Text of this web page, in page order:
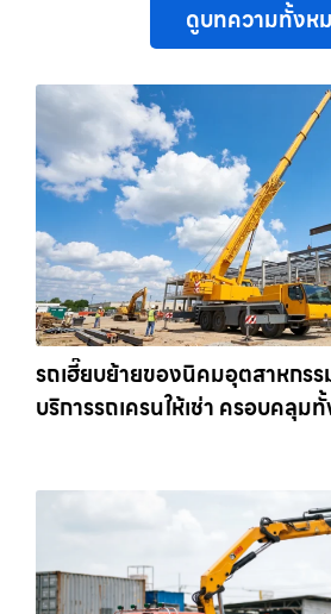
ดูบทความทั้งห
รถเฮี๊ยบย้ายของนิคมอุตสาหกร
บริการรถเครนให้เช่า ครอบคลุม